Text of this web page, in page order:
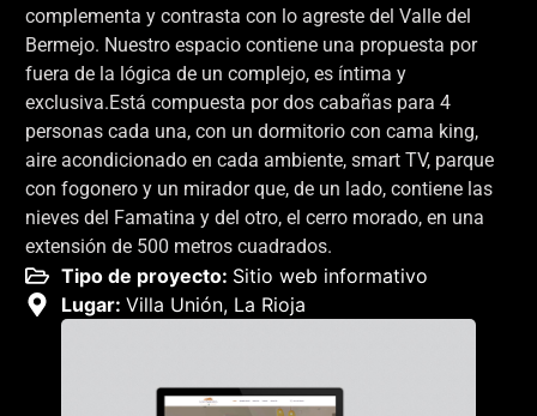
complementa y contrasta con lo agreste del Valle del
Bermejo. Nuestro espacio contiene una propuesta por
fuera de la lógica de un complejo, es íntima y
exclusiva.Está compuesta por dos cabañas para 4
personas cada una, con un dormitorio con cama king,
aire acondicionado en cada ambiente, smart TV, parque
con fogonero y un mirador que, de un lado, contiene las
nieves del Famatina y del otro, el cerro morado, en una
extensión de 500 metros cuadrados.
Tipo de proyecto: Sitio web informativo
Lugar:Villa Unión, La Rioja